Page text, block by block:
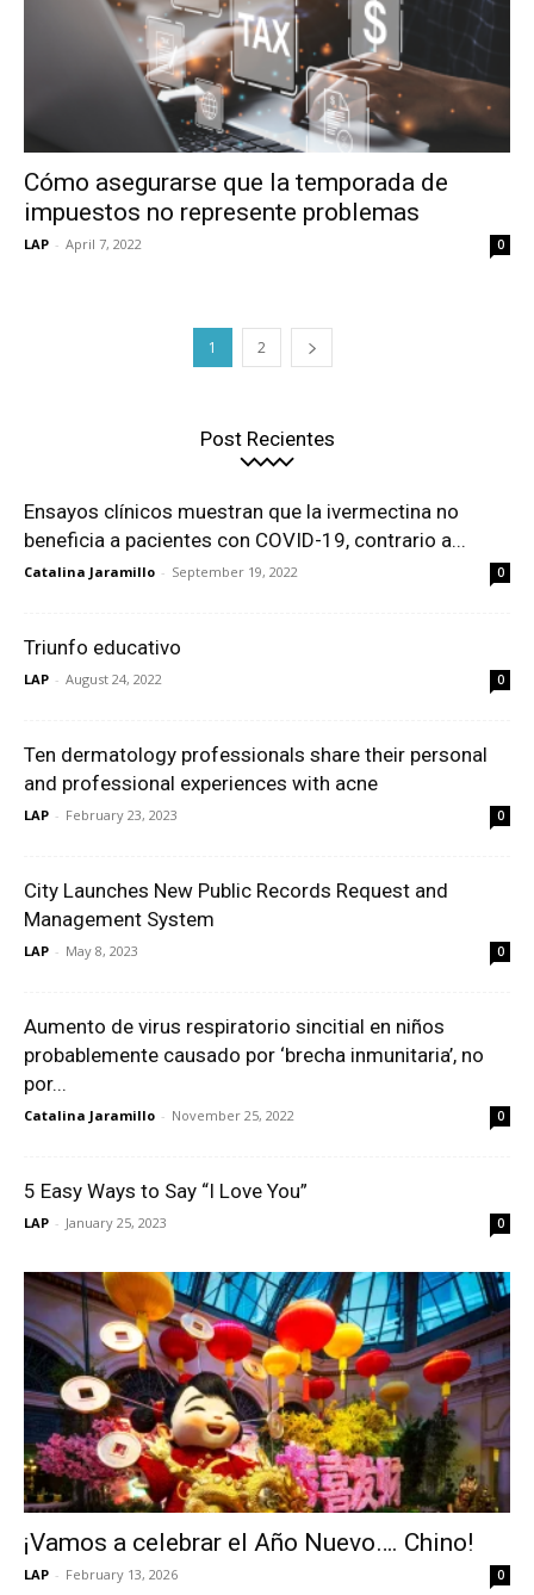
Cómo asegurarse que la temporada de
impuestos no represente problemas
LAP - April 7, 2022 0
1 2
Post Recientes
Ensayos clínicos muestran que la ivermectina no
beneficia a pacientes con COVID-19, contrario a...
Catalina Jaramillo - September 19, 2022 0
Triunfo educativo
LAP - August 24, 2022 0
Ten dermatology professionals share their personal
and professional experiences with acne
LAP - February 23, 2023 0
City Launches New Public Records Request and
Management System
LAP - May 8, 2023 0
Aumento de virus respiratorio sincitial en niños
probablemente causado por ‘brecha inmunitaria’, no
por...
Catalina Jaramillo - November 25, 2022 0
5 Easy Ways to Say “I Love You”
LAP - January 25, 2023 0
¡Vamos a celebrar el Año Nuevo…. Chino!
LAP - February 13, 2026 0